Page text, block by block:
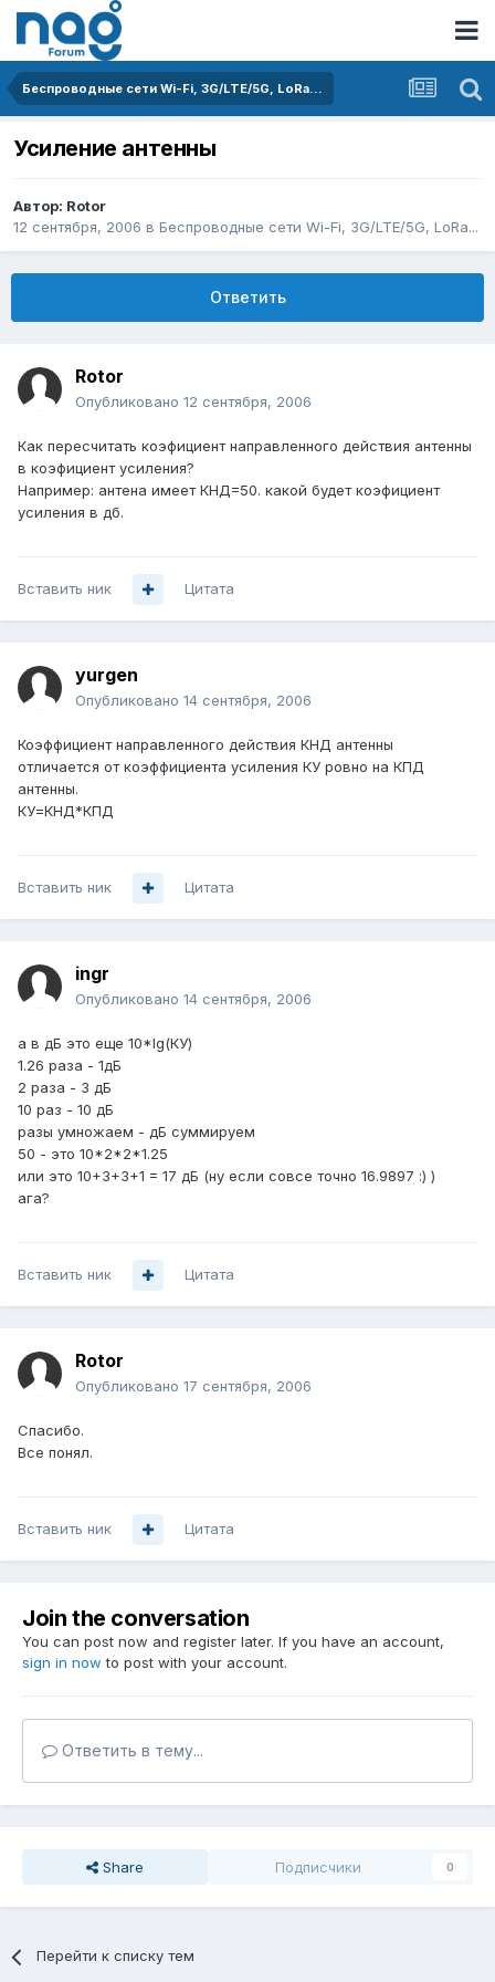
Беспроводные сети Wi-Fi, 3G/LTE/5G, LoRa...
Усиление антенны
Автор: Rotor
12 сентября, 2006 в Беспроводные сети Wi-Fi, 3G/LTE/5G, LoRa...
Ответить
Rotor
Опубликовано 12 сентября, 2006
Как пересчитать коэфициент направленного действия антенны
в коэфициент усиления?
Например: антена имеет КНД=50. какой будет коэфициент
усиления в дб.
Вставить ник Цитата
yurgen
Опубликовано 14 сентября, 2006
Коэффициент направленного действия КНД антенны
отличается от коэффициента усиления КУ ровно на КПД
антенны.
КУ=КНД*КПД
Вставить ник Цитата
ingr
Опубликовано 14 сентября, 2006
а в дБ это еще 10*lg(КУ)
1.26 раза - 1дБ
2 раза - 3 дБ
10 раз - 10 дБ
разы умножаем - дБ суммируем
50 - это 10*2*2*1.25
или это 10+3+3+1 = 17 дБ (ну если совсе точно 16.9897 :) )
ага?
Вставить ник Цитата
Rotor
Опубликовано 17 сентября, 2006
Спасибо.
Все понял.
Вставить ник Цитата
Join the conversation
You can post now and register later. If you have an account,
sign in now to post with your account.
Ответить в тему...
Share Подписчики 0
Перейти к списку тем